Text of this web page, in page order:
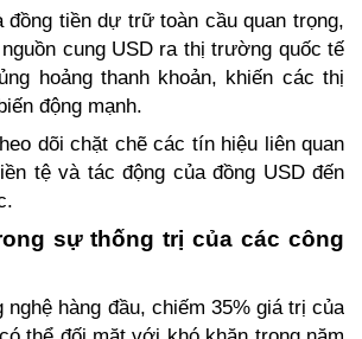
đồng tiền dự trữ toàn cầu quan trọng,
cung USD ra thị trường quốc tế
hoảng thanh khoản, khiến các thị
động mạnh.
dõi chặt chẽ các tín hiệu liên quan
tệ và tác động của đồng USD đến
sự thống trị của các công
nghệ hàng đầu, chiếm 35% giá trị của